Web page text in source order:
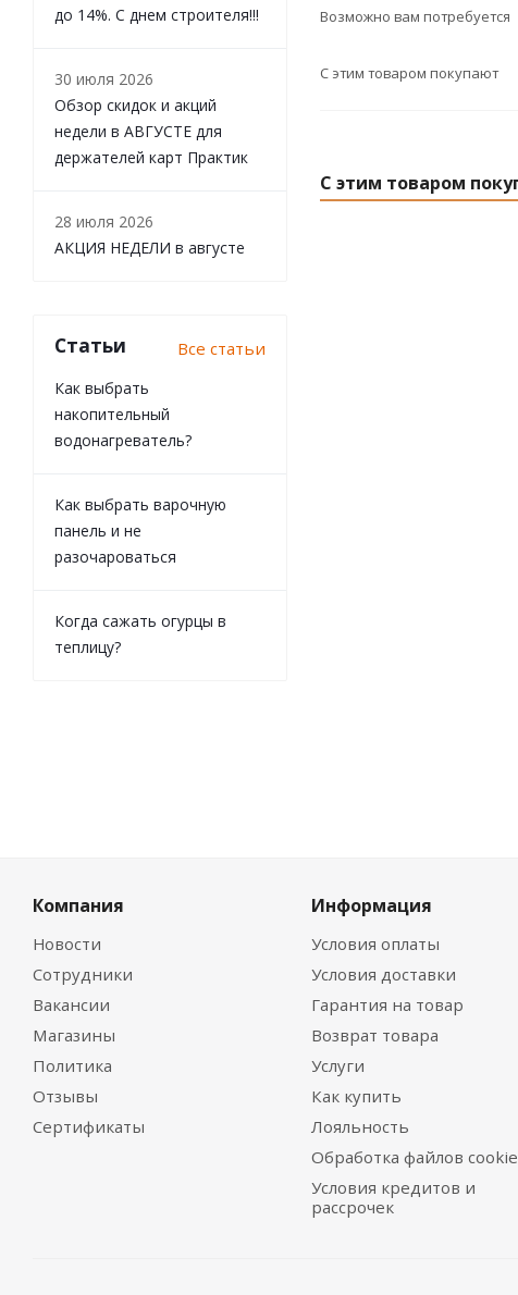
Возможно вам потребуется
С этим товаром покупают
С этим товаром
до 14%. С днем строителя!!!
30 июля 2026
Обзор скидок и акций
недели в АВГУСТЕ для
держателей карт Практик
28 июля 2026
АКЦИЯ НЕДЕЛИ в августе
Статьи Все статьи
Как выбрать
накопительный
водонагреватель?
Как выбрать варочную
панель и не
разочароваться
Когда сажать огурцы в
теплицу?
Компания
Новости
Сотрудники
Вакансии
Магазины
Политика
Отзывы
Сертификаты
Информация
Условия оплаты
Условия доставки
Гарантия на товар
Возврат товара
Услуги
Как купить
Лояльность
Обработка файлов cookie
Условия кредитов и
рассрочек